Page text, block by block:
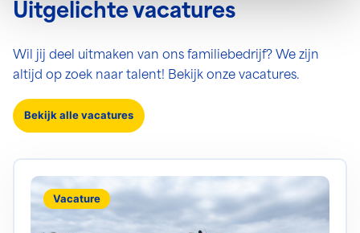
Uitgelichte vacatures
Wil jij deel uitmaken van ons familiebedrijf? We zijn
altijd op zoek naar talent! Bekijk onze vacatures.
Bekijk alle vacatures
Vacature